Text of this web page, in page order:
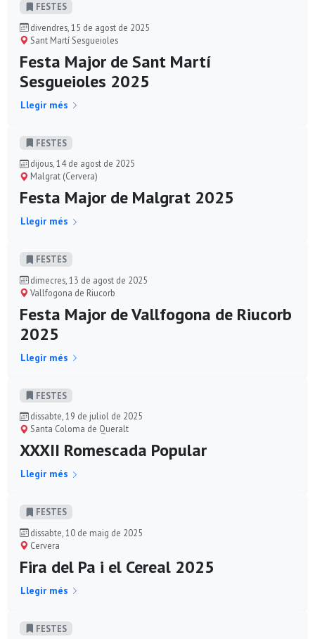
FESTES
divendres, 15 de agost de 2025
Sant Martí Sesgueioles
Festa Major de Sant Martí
Sesgueioles 2025
Llegir més
FESTES
dijous, 14 de agost de 2025
Malgrat (Cervera)
Festa Major de Malgrat 2025
Llegir més
FESTES
dimecres, 13 de agost de 2025
Vallfogona de Riucorb
Festa Major de Vallfogona de Riucorb
2025
Llegir més
FESTES
dissabte, 19 de juliol de 2025
Santa Coloma de Queralt
XXXII Romescada Popular
Llegir més
FESTES
dissabte, 10 de maig de 2025
Cervera
Fira del Pa i el Cereal 2025
Llegir més
FESTES